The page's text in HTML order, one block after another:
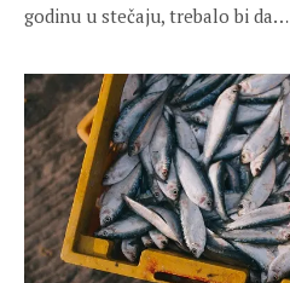
godinu u stečaju, trebalo bi da…